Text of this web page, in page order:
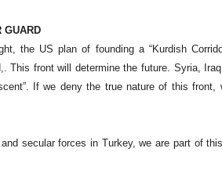
GUARD
the US plan of founding a “Kurdish
This front will determine the future. Syria,
If we deny the true nature of this
secular forces in Turkey, we are part of